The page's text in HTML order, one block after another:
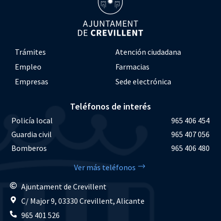
Trámites
Atención ciudadana
Empleo
Farmacias
Empresas
Sede electrónica
Teléfonos de interés
Policía local
965 406 454
Guardia civil
965 407 056
Bomberos
965 406 480
Ver más teléfonos
Ajuntament de Crevillent
C/ Major 9, 03330 Crevillent, Alicante
965 401 526